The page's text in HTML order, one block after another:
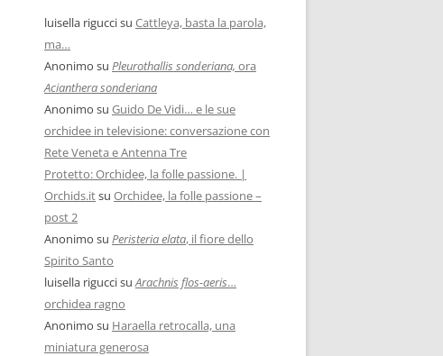
luisella riguccisu Cattleya, basta la parola,
ma…
Anonimo su Pleurothallis sonderiana, ora
Acianthera sonderiana
Anonimo su Guido De Vidi… e le sue
orchidee in televisione: conversazione con
Rete Veneta e Antenna Tre
Protetto: Orchidee, la folle passione. |
Orchids.itsu Orchidee, la folle passione –
post 2
Anonimo su Peristeria elata, il fiore dello
Spirito Santo
luisella riguccisuArachnis flos-aeris…
orchidea ragno
Anonimo su Haraella retrocalla, una
miniatura generosa